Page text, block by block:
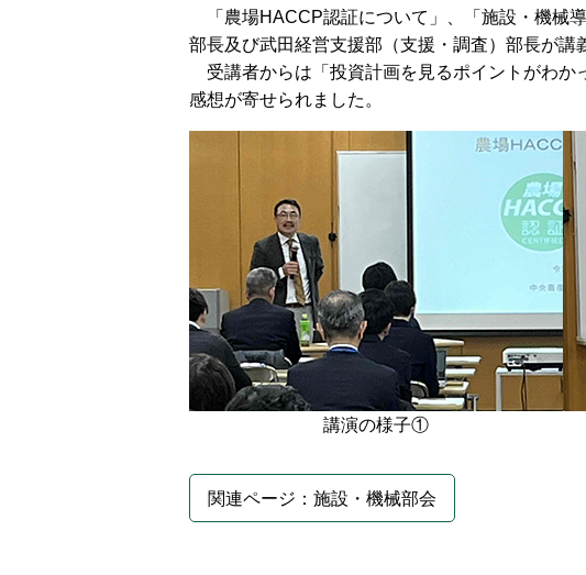
「農場HACCP認証について」、「施設・機械
部長及び武田経営支援部（支援・調査）部長が講
受講者からは「投資計画を見るポイントがわ
感想が寄せられました。
講演の様子①
関連ページ：施設・機械部会